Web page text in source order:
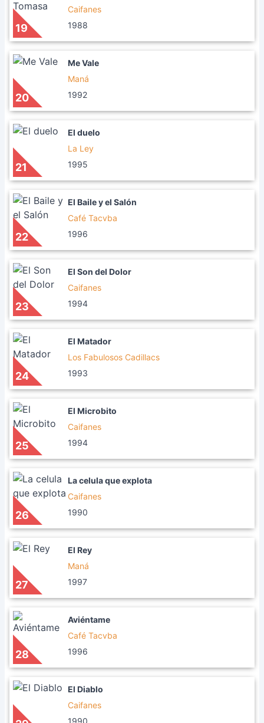
19
Caifanes
1988
20
Me Vale
Maná
1992
21
El duelo
La Ley
1995
22
El Baile y el Salón
Café Tacvba
1996
23
El Son del Dolor
Caifanes
1994
24
El Matador
Los Fabulosos Cadillacs
1993
25
El Microbito
Caifanes
1994
26
La celula que explota
Caifanes
1990
27
El Rey
Maná
1997
28
Aviéntame
Café Tacvba
1996
El Diablo
Caifanes
1990